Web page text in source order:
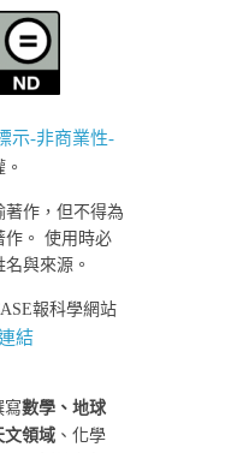
示-非商業性-
作，但不得為
作。 使用時必
與來源。
報科學網站
結
寫數學、地球
文領域 、化學